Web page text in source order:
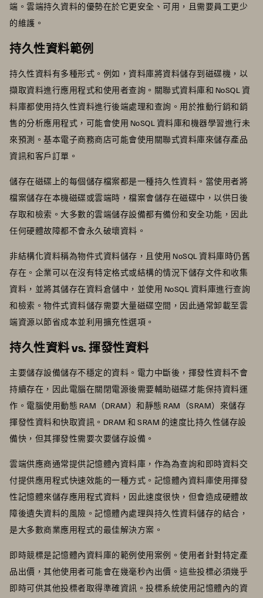
端。雲端持久資料的優勢在於它更安全、可用，且需要員工更少
的維護。
持久性資料範例
持久性資料有多種形式。例如，資料庫將資料儲存到磁碟機，以
擷取資料進行應用程式和使用者查詢。關聯式資料庫和 NoSQL 資
料庫都使用持久性資料進行後端處理和查詢。用於推動行銷和銷
售的分析應用程式，可能會使用 NoSQL 資料庫和機器學習進行未
來預測。基本電子商務商店可能會使用關聯式資料庫來儲存產品
資訊和客戶訂單。
儲存在磁碟上的每個儲存檔案都是一種持久性資料。當使用者將
檔案儲存在本機磁碟或雲端時，檔案會儲存在磁碟中，以供日後
存取和檢索。大多數的雲端儲存設備都有備份和安全功能，因此
任何硬體故障都不會永久破壞資料。
非結構化資料稱為物件式資料儲存，且使用 NoSQL 資料庫時仍舊
存在。企業可以在沒有特定格式或結構的情況下儲存文件和收集
資料，並將其儲存在資料倉儲中，並使用 NoSQL 資料庫進行查詢
和檢索。物件式資料儲存需要大量磁碟空間，因此通常卸載至雲
端資源以節省成本並利用擴充性選項。
持久性資料 vs. 揮發性資料
主要儲存設備儲存不穩定的資料。電力中斷後，揮發性資料不會
持續存在，因此電腦在關閉電源後需要輔助磁碟才能保持資料運
作。電腦使用動態 RAM（DRAM）和靜態 RAM（SRAM）來儲存
揮發性資料和快取資訊。DRAM 和 SRAM 的速度比持久性儲存設
備快，但其揮發性需要次要儲存設備。
雲端供應商通常提供記憶體內資料庫，作為為查詢和即時資料交
付提供應用程式快速效能的一種方式。記憶體內資料庫使用揮發
性記憶體來儲存應用程式資料，因此速度很快，但會造成硬體故
障後遺失資料的風險。記憶體內處理與持久性資料儲存的結合，
是大多數商業應用程式的最佳解決方案。
即時競標是記憶體內資料庫的範例使用案例。使用者針對特定產
品出價，其他使用者可能會在幾毫秒內出價。這些投標必須幾乎
即時可供其他投標者取得準確資訊。投標系統使用記憶體內的資